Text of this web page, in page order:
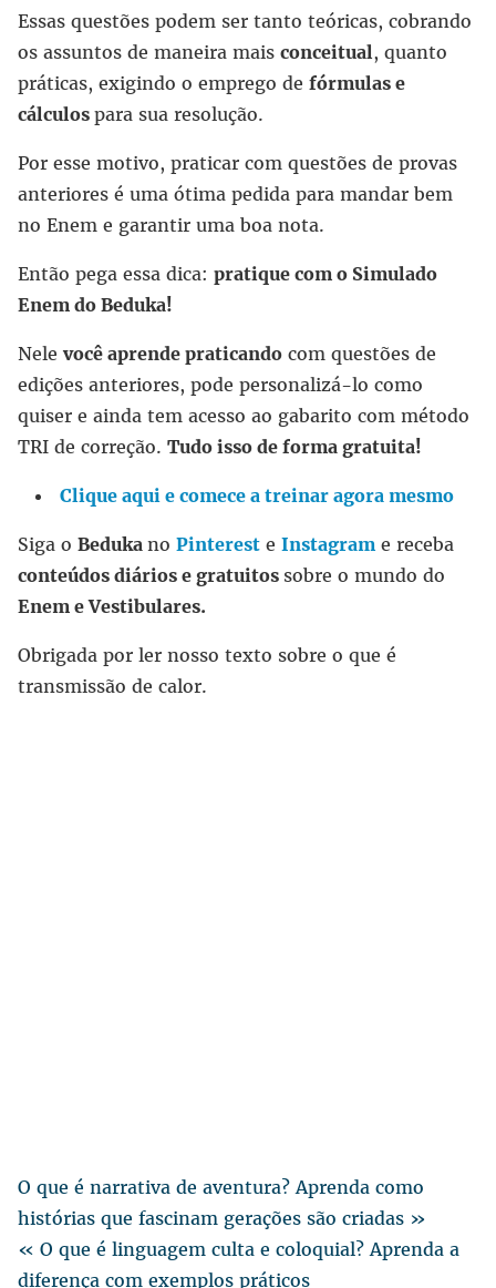
Essas questões podem ser tanto teóricas, cobrando
os assuntos de maneira mais conceitual, quanto
práticas, exigindo o emprego de fórmulas e
cálculos para sua resolução.
Por esse motivo, praticar com questões de provas
anteriores é uma ótima pedida para mandar bem
no Enem e garantir uma boa nota.
Então pega essa dica: pratique com o Simulado
Enem do Beduka!
Nelevocê aprende praticando com questões de
edições anteriores, pode personalizá-lo como
quiser e ainda tem acesso ao gabarito com método
TRI de correção. Tudo isso de forma gratuita!
Clique aqui e comece a treinar agora mesmo
Siga o Beduka no Pinterest e Instagram e receba
conteúdos diários e gratuitos sobre o mundo do
Enem e Vestibulares.
Obrigada por ler nosso texto sobre o que é
transmissão de calor.
O que é narrativa de aventura? Aprenda como
histórias que fascinam gerações são criadas »
« O que é linguagem culta e coloquial? Aprenda a
diferença com exemplos práticos